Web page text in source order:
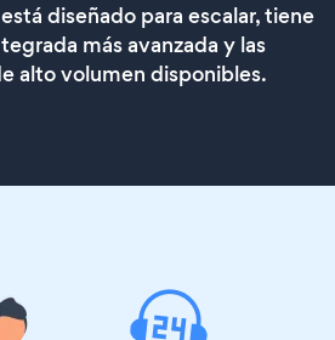
diseñado para escalar, tiene
más avanzada y las
alto volumen disponibles.